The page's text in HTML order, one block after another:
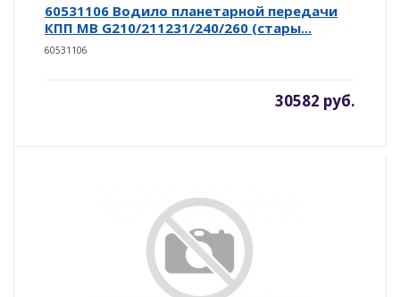
60531106 Водило планетарной передачи
КПП MB G210/211231/240/260 (стары...
60531106
30582 руб.